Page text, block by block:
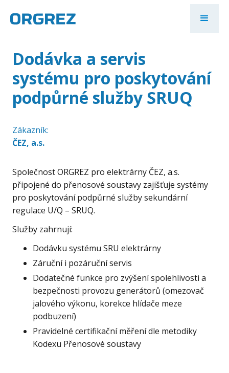
Dodávka a servis
systému pro poskytování
podpůrné služby SRUQ
Zákazník:
ČEZ, a.s.
Společnost ORGREZ pro elektrárny ČEZ, a.s.
připojené do přenosové soustavy zajišťuje systémy
pro poskytování podpůrné služby sekundární
regulace U/Q – SRUQ.
Služby zahrnují:
Dodávku systému SRU elektrárny
Záruční i pozáruční servis
Dodatečné funkce pro zvýšení spolehlivosti a
bezpečnosti provozu generátorů (omezovač
jalového výkonu, korekce hlídače meze
podbuzení)
Pravidelné certifikační měření dle metodiky
Kodexu Přenosové soustavy